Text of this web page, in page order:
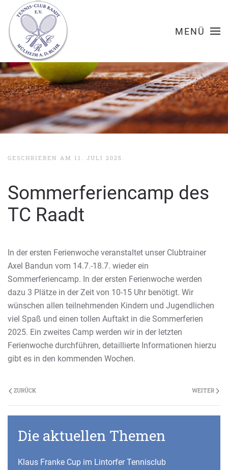
MENÜ
GESCHRIEBEN AM 11. JULI 2025 .
Sommerferiencamp des
TC Raadt
In der ersten Ferienwoche veranstaltet unser Clubtrainer
Axel Bandun vom 14.7.-18.7. wieder ein
Sommerferiencamp. In der ersten Ferienwoche werden
dazu 3 Plätze in der Zeit von 10-15 Uhr benötigt. Wir
wünschen allen teilnehmenden Kindern und Jugendlichen
viel Spaß und einen tollen Auftakt in die Sommerferien
2025. Ein zweites Camp werden wir in der letzten
Ferienwoche durchführen, detaillierte Informationen hierzu
gibt es in den kommenden Wochen.
ZURÜCK WEITER
Die aktuellen Themen
Klaus Franke Cup im Lintorfer Tennisclub